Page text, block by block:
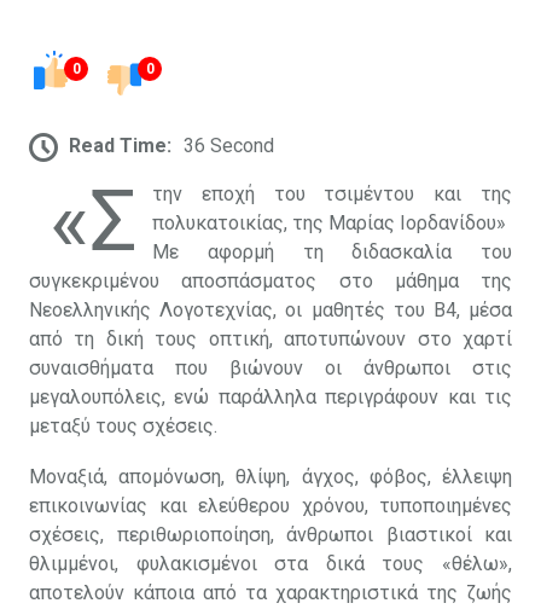
0 0
Read Time: 36 Second
«Σ
την εποχή του τσιμέντου και της
πολυκατοικίας, της Μαρίας Ιορδανίδου»
Με αφορμή τη διδασκαλία του
συγκεκριμένου αποσπάσματος στο μάθημα της
Νεοελληνικής Λογοτεχνίας, οι μαθητές του Β4, μέσα
από τη δική τους οπτική, αποτυπώνουν στο χαρτί
συναισθήματα που βιώνουν οι άνθρωποι στις
μεγαλουπόλεις, ενώ παράλληλα περιγράφουν και τις
μεταξύ τους σχέσεις.
Μοναξιά, απομόνωση, θλίψη, άγχος, φόβος, έλλειψη
επικοινωνίας και ελεύθερου χρόνου, τυποποιημένες
σχέσεις, περιθωριοποίηση, άνθρωποι βιαστικοί και
θλιμμένοι, φυλακισμένοι στα δικά τους «θέλω»,
αποτελούν κάποια από τα χαρακτηριστικά της ζωής